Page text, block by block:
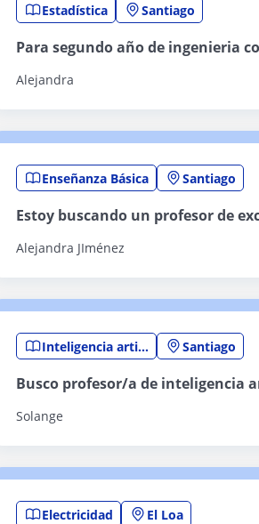
Estadística Santiago
Alejandra
Para segundo año de ingenieria
Enseñanza Básica Santiago
Alejandra JIménez
Estoy buscando un profesor de
Inteligencia artificial Santiago
Solange
Busco profesor/a de inteligencia
Electricidad El Loa